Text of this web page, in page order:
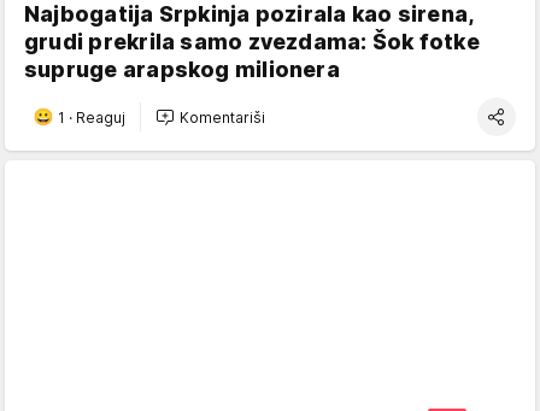
Najbogatija Srpkinja pozirala kao sirena,
grudi prekrila samo zvezdama: Šok fotke
supruge arapskog milionera
1 · Reaguj Komentariši